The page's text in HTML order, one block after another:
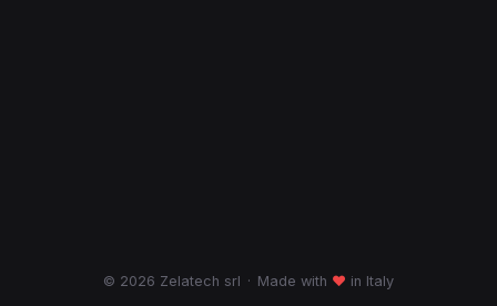
© 2026 Zelatech srl · Made with ♥ in Italy